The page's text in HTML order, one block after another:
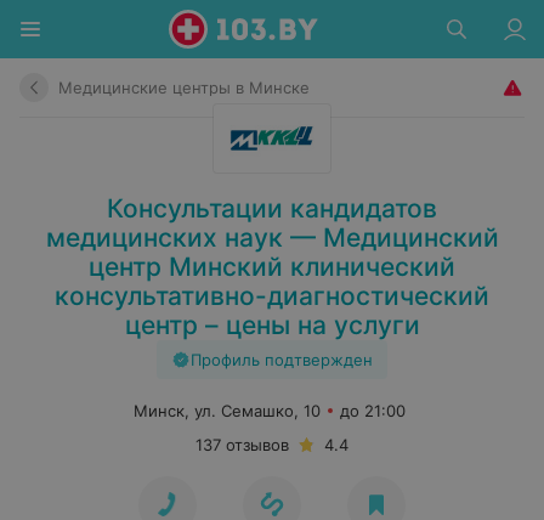
Медицинские центры в Минске
Консультации кандидатов
медицинских наук — Медицинский
центр Минский клинический
консультативно-диагностический
центр – цены на услуги
Профиль подтвержден
Минск, ул. Семашко, 10
до 21:00
137 отзывов
4.4